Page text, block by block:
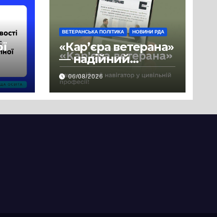
ВЕТЕРАНСЬКА ПОЛІТИКА НОВИНИ РДА
«Кар’єра ветерана»
— надійний
навігатор у
цивільній професії
06/08/2026